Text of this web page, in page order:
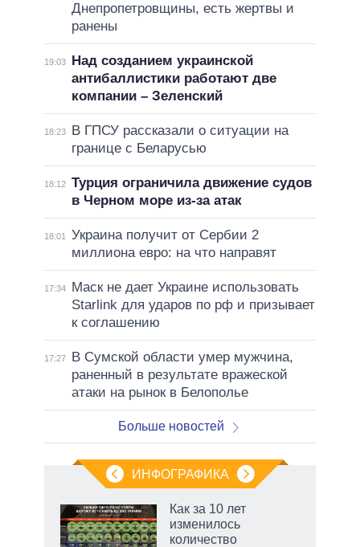
Днепропетровщины, есть жертвы и
ранены
19:03
Над созданием украинской
антибаллистики работают две
компании – Зеленский
18:23
В ГПСУ рассказали о ситуации на
границе с Беларусью
18:12 Турция ограничила движение судов
в Черном море из-за атак
18:01
Украина получит от Сербии 2
миллиона евро: на что направят
17:34
Маск не дает Украине использовать
Starlink для ударов по рф и призывает
к соглашению
17:27
В Сумской области умер мужчина,
раненный в результате вражеской
атаки на рынок в Белополье
Больше новостей
ИНФОГРАФИКА
Как за 10 лет
изменилось
количество